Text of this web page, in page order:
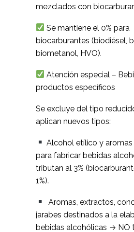
mezclados con
Se mantiene el 0% para
biocarburantes (biodiésel,
biometanol, HVO).
Atención especial –
productos específicos
Se excluye del tipo
aplican nuevos tipos:
Alcohol etílico y
para fabricar bebidas
tributan al 3%
1%).
Aromas, extractos,
jarabes destinados a la
bebidas alcohólicas → NO